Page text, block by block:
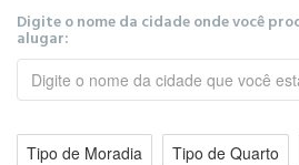
Digite o nome da cidade onde você
alugar:
Tipo de Moradia Tipo de Quarto